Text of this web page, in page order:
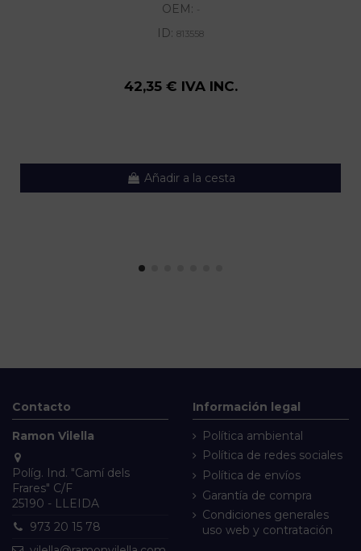
OEM: -
ID: 813558
42,35 € IVA INC.
Añadir a la cesta
Contacto
Ramon Vilella
Políg. Ind. "Camí dels
Frares" C/F
25190 - LLEIDA
973 20 15 78
Información legal
Política ambiental
Política de redes sociales
Política de envíos
Garantía de compra
Condiciones generales
uso web y contratación